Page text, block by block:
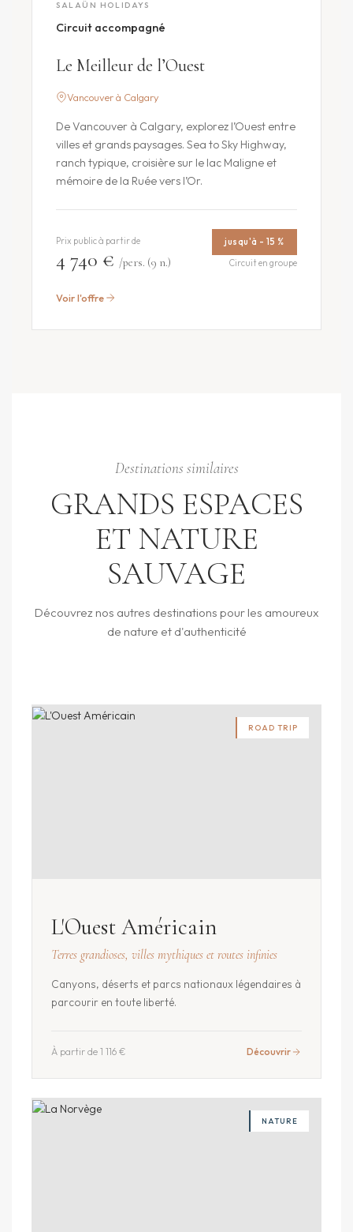
SALAÜN HOLIDAYS
Circuit accompagné
Le Meilleur de l’Ouest
Vancouver à Calgary
De Vancouver à Calgary, explorez l’Ouest entre
villes et grands paysages. Sea to Sky Highway,
ranch typique, croisière sur le lac Maligne et
mémoire de la Ruée vers l’Or.
Prix public à partir de
4 740 € /pers. (9 n.)
jusqu'à - 15 %
Circuit en groupe
Voir l'offre
Destinations similaires
GRANDS ESPACES
ET NATURE
SAUVAGE
Découvrez nos autres destinations pour les amoureux
de nature et d'authenticité
ROAD TRIP
L'Ouest Américain
Terres grandioses, villes mythiques et routes infinies
Canyons, déserts et parcs nationaux légendaires à
parcourir en toute liberté.
À partir de 1 116 € Découvrir
NATURE